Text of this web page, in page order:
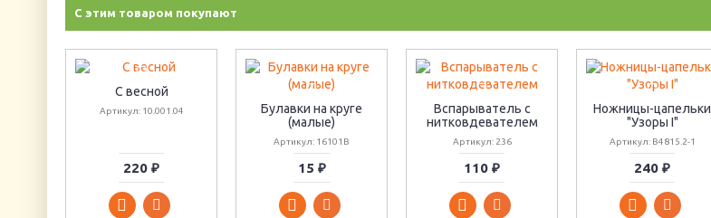
С этим товаром покупают
С весной
Артикул: 10.001.04
220 ₽
Булавки на круге
(малые)
Артикул: 16101B
15 ₽
Вспарыватель с
нитковдевателем
Артикул: 236
110 ₽
Ножницы-цапельки
"Узоры I"
Артикул: B4815.2-1
240 ₽